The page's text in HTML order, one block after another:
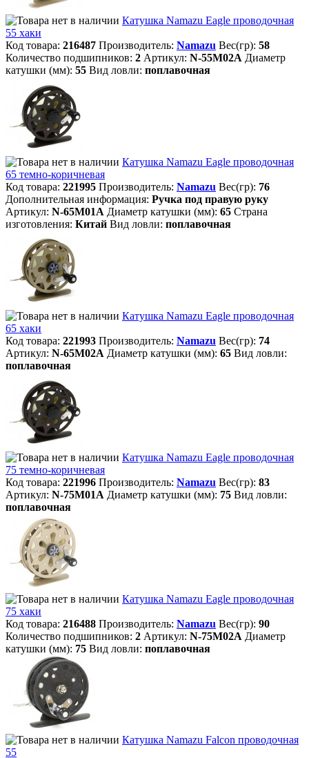
Катушка Namazu Eagle проводочная
55 хаки
Код товара: 216487 Производитель: Namazu Вес(гр): 58
Количество подшипников: 2 Артикул: N-55M02A Диаметр
катушки (мм): 55 Вид ловли: поплавочная
Катушка Namazu Eagle проводочная
65 темно-коричневая
Код товара: 221995 Производитель: Namazu Вес(гр): 76
Дополнительная информация: Ручка под правую руку
Артикул: N-65M01A Диаметр катушки (мм): 65 Страна
изготовления: Китай Вид ловли: поплавочная
Катушка Namazu Eagle проводочная
65 хаки
Код товара: 221993 Производитель: Namazu Вес(гр): 74
Артикул: N-65M02A Диаметр катушки (мм): 65 Вид ловли:
поплавочная
Катушка Namazu Eagle проводочная
75 темно-коричневая
Код товара: 221996 Производитель: Namazu Вес(гр): 83
Артикул: N-75M01A Диаметр катушки (мм): 75 Вид ловли:
поплавочная
Катушка Namazu Eagle проводочная
75 хаки
Код товара: 216488 Производитель: Namazu Вес(гр): 90
Количество подшипников: 2 Артикул: N-75M02A Диаметр
катушки (мм): 75 Вид ловли: поплавочная
Катушка Namazu Falcon проводочная
55